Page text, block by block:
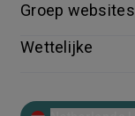
Groep websites
Wettelijke